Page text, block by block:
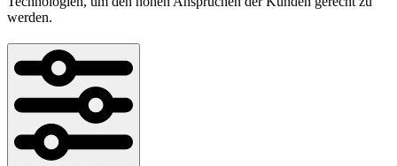
werden.